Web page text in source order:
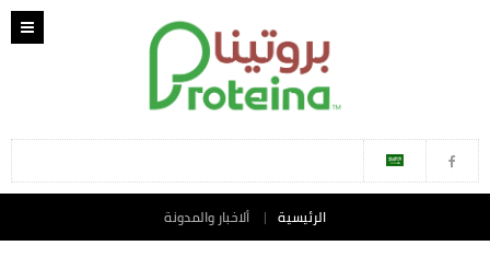
الرئيسية ألاخبار والمدونة